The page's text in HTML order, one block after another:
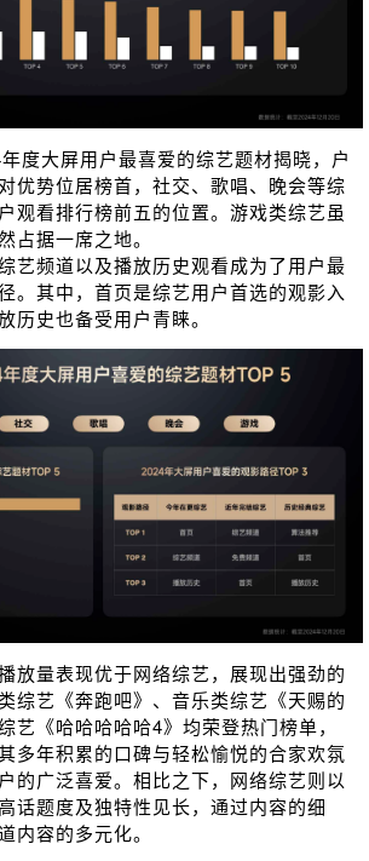
度大屏用户最喜爱的综艺题材揭晓，户
优势位居榜首，社交、歌唱、晚会等综
观看排行榜前五的位置。游戏类综艺虽
占据⼀席之地。
艺频道以及播放历史观看成为了用户最
。其中，首页是综艺用户首选的观影入
历史也备受用户青睐。
放量表现优于网络综艺，展现出强劲的
综艺《奔跑吧》、音乐类综艺《天赐的
艺《哈哈哈哈哈4》均荣登热门榜单，
多年积累的口碑与轻松愉悦的合家欢氛
的广泛喜爱。相比之下，网络综艺则以
话题度及独特性见长，通过内容的细
内容的多元化。